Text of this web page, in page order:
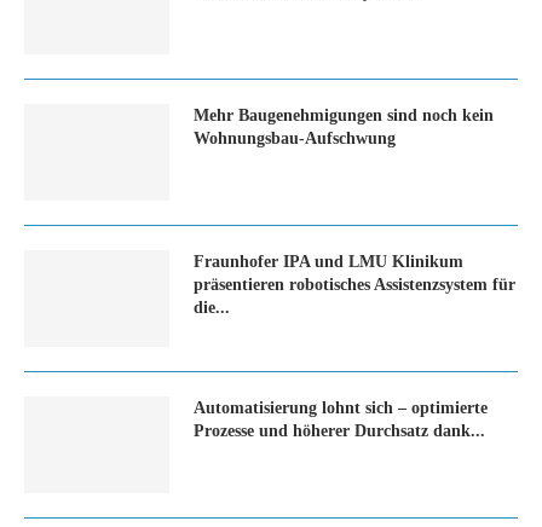
Mehr Baugenehmigungen sind noch kein
Wohnungsbau-Aufschwung
Fraunhofer IPA und LMU Klinikum
präsentieren robotisches Assistenzsystem für
die...
Automatisierung lohnt sich – optimierte
Prozesse und höherer Durchsatz dank...